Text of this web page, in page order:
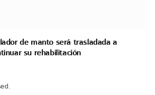
de manto será trasladada a
su rehabilitación